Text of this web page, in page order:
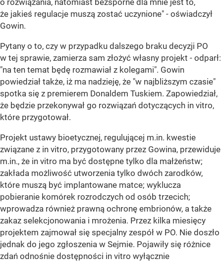
o rozwiązania, natomiast bezsporne dla mnie jest to,
że jakieś regulacje muszą zostać uczynione" - oświadczył
Gowin.
Pytany o to, czy w przypadku dalszego braku decyzji PO
w tej sprawie, zamierza sam złożyć własny projekt - odparł:
"na ten temat będę rozmawiał z kolegami". Gowin
powiedział także, iż ma nadzieję, że "w najbliższym czasie"
spotka się z premierem Donaldem Tuskiem. Zapowiedział,
że będzie przekonywał go rozwiązań dotyczących in vitro,
które przygotował.
Projekt ustawy bioetycznej, regulującej m.in. kwestie
związane z in vitro, przygotowany przez Gowina, przewiduje
m.in., że in vitro ma być dostępne tylko dla małżeństw;
zakłada możliwość utworzenia tylko dwóch zarodków,
które muszą być implantowane matce; wyklucza
pobieranie komórek rozrodczych od osób trzecich;
wprowadza również prawną ochronę embrionów, a także
zakaz selekcjonowania i mrożenia. Przez kilka miesięcy
projektem zajmował się specjalny zespół w PO. Nie doszło
jednak do jego zgłoszenia w Sejmie. Pojawiły się różnice
zdań odnośnie dostępności in vitro wyłącznie